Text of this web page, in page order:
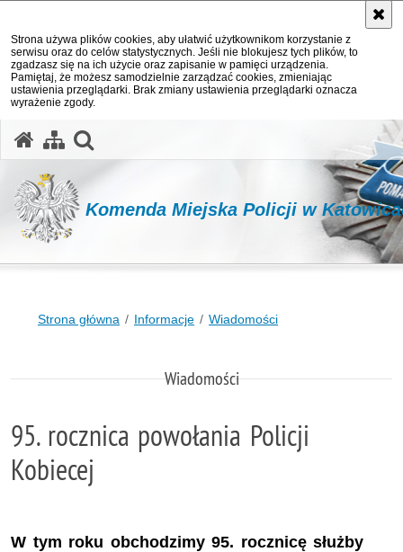
Strona używa plików cookies, aby ułatwić użytkownikom korzystanie z
serwisu oraz do celów statystycznych. Jeśli nie blokujesz tych plików, to
zgadzasz się na ich użycie oraz zapisanie w pamięci urządzenia.
Pamiętaj, że możesz samodzielnie zarządzać cookies, zmieniając
ustawienia przeglądarki. Brak zmiany ustawienia przeglądarki oznacza
wyrażenie zgody.
Komenda Miejska Policji w
Strona główna Informacje Wiadomości
Wiadomości
95. rocznica powołania Policji
Kobiecej
W tym roku obchodzimy 95. rocznicę służby